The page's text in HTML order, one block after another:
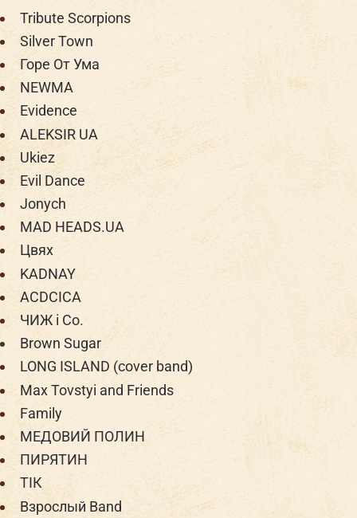
Tribute Scorpions
Silver Town
Горе От Ума
NEWMA
Evidence
ALEKSIR UA
Ukiez
Evil Dance
Jonych
MAD HEADS.UA
Цвях
KADNAY
ACDCICA
ЧИЖ і Co.
Brown Sugar
LONG ISLAND (cover band)
Max Tovstyi and Friends
Family
МЕДОВИЙ ПОЛИН
ПИРЯТИН
ТІК
Взрослый Band